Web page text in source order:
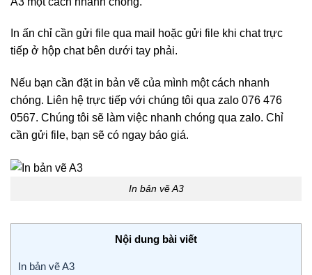
In ấn chỉ cần gửi file qua mail hoặc gửi file khi chat trực
tiếp ở hộp chat bên dưới tay phải.
Nếu bạn cần đặt in bản vẽ của mình một cách nhanh
chóng. Liên hệ trực tiếp với chúng tôi qua zalo 076 476
0567. Chúng tôi sẽ làm việc nhanh chóng qua zalo. Chỉ
cần gửi file, bạn sẽ có ngay báo giá.
In bản vẽ A3
Nội dung bài viết
In bản vẽ A3